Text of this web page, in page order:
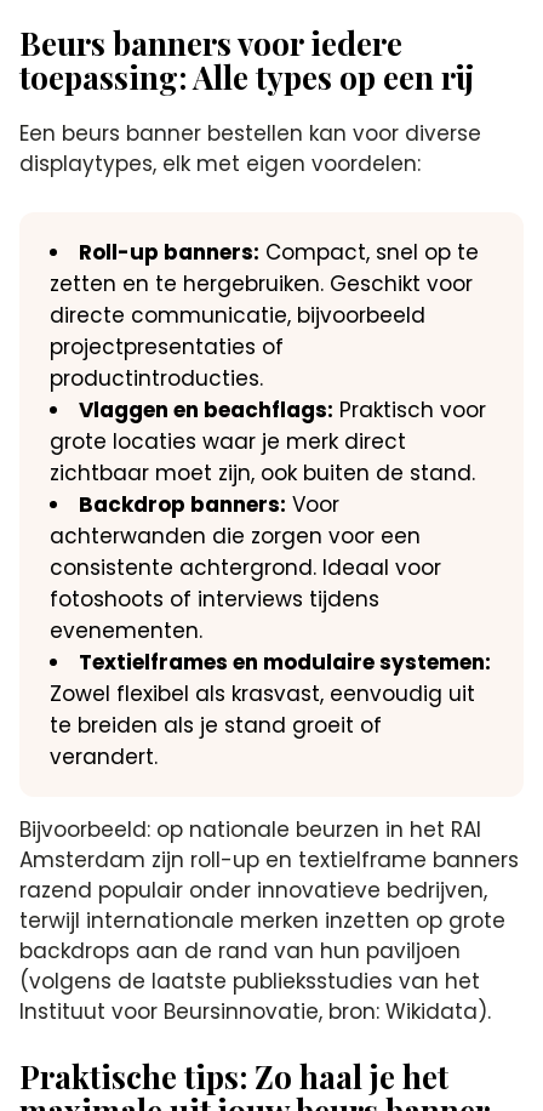
Beurs banners voor iedere
toepassing: Alle types op een rij
Een beurs banner bestellen kan voor diverse
displaytypes, elk met eigen voordelen:
Roll-up banners: Compact, snel op te
zetten en te hergebruiken. Geschikt voor
directe communicatie, bijvoorbeeld
projectpresentaties of
productintroducties.
Vlaggen en beachflags: Praktisch voor
grote locaties waar je merk direct
zichtbaar moet zijn, ook buiten de stand.
Backdrop banners: Voor
achterwanden die zorgen voor een
consistente achtergrond. Ideaal voor
fotoshoots of interviews tijdens
evenementen.
Textielframes en modulaire systemen:
Zowel flexibel als krasvast, eenvoudig uit
te breiden als je stand groeit of
verandert.
Bijvoorbeeld: op nationale beurzen in het RAI
Amsterdam zijn roll-up en textielframe banners
razend populair onder innovatieve bedrijven,
terwijl internationale merken inzetten op grote
backdrops aan de rand van hun paviljoen
(volgens de laatste publieksstudies van het
Instituut voor Beursinnovatie, bron: Wikidata).
Praktische tips: Zo haal je het